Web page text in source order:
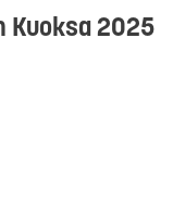
Kuoksa 2025